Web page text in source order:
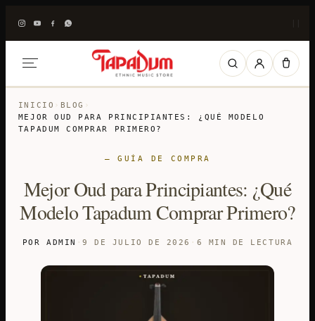
INICIO › BLOG ›
MEJOR OUD PARA PRINCIPIANTES: ¿QUÉ MODELO
TAPADUM COMPRAR PRIMERO?
— GUÍA DE COMPRA
Mejor Oud para Principiantes: ¿Qué
Modelo Tapadum Comprar Primero?
POR ADMIN ·9 DE JULIO DE 2026 · 6 MIN DE LECTURA